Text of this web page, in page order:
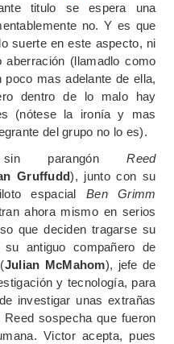
titulo se espera una
no. Y es que
suerte en este aspecto, ni
(llamadlo como
mas adelante de ella,
dentro de lo malo hay
(nótese la ironía y mas
del grupo no lo es).
parangónReed
Gruffudd), junto con su
espacial Ben Grimm
ahora mismo en serios
que deciden tragarse su
antiguo compañero de
(Julian McMahom), jefe de
y tecnología, para
investigar unas extrañas
sospecha que fueron
Victor acepta, pues